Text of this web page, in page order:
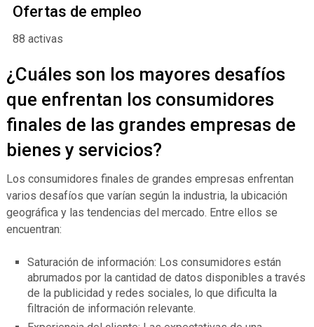
Ofertas de empleo
88 activas
¿Cuáles son los mayores desafíos
que enfrentan los consumidores
finales de las grandes empresas de
bienes y servicios?
Los consumidores finales de grandes empresas enfrentan
varios desafíos que varían según la industria, la ubicación
geográfica y las tendencias del mercado. Entre ellos se
encuentran:
Saturación de información: Los consumidores están
abrumados por la cantidad de datos disponibles a través
de la publicidad y redes sociales, lo que dificulta la
filtración de información relevante.